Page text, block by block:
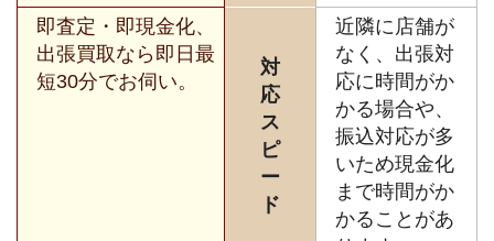
即査定・即現金化、
出張買取なら即日最
短30分でお伺い。
対
応
ス
ピ
ー
ド
近隣に店舗が
なく、出張対
応に時間がか
かる場合や、
振込対応が多
いため現金化
まで時間がか
かることがあ